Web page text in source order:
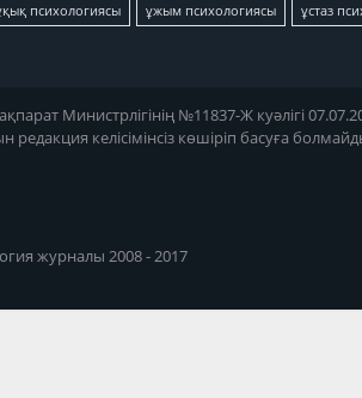
психологиясы ұжым психологиясы ұстаз
Министрлігінің №11837-Ж куәлігі
редакция келісімінсіз көшіріп басуға
журналы 2008 - 2017